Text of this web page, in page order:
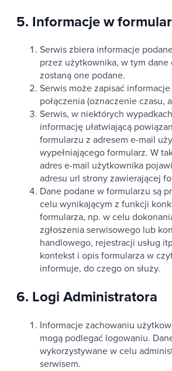
5. Informacje w
Serwis zbiera informacje
przez użytkownika, w tym
zostaną one podane.
Serwis może zapisać
połączenia (oznaczenie czasu,
Serwis, w niektórych
informację ułatwiającą
formularzu z adresem e-mail
wypełniającego formularz. W
adres e-mail użytkownika
adresu url strony zawierającej
Dane podane w formularzu są
celu wynikającym z funkcji
formularza, np. w celu
zgłoszenia serwisowego lub
handlowego, rejestracji usług
kontekst i opis formularza w
informuje, do czego on służy.
6. Logi Administratora
Informacje zachowaniu
mogą podlegać logowaniu.
wykorzystywane w celu
serwisem.